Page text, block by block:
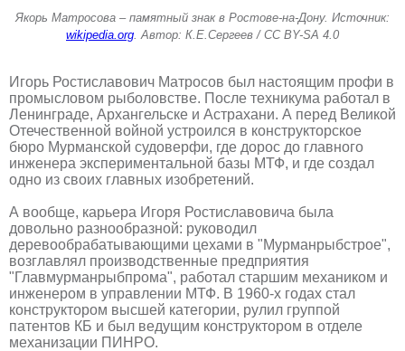
Якорь Матросова – памятный знак в Ростове-на-Дону. Источник:
wikipedia.org . Автор: К.Е.Сергеев / CC BY-SA 4.0
Игорь Ростиславович Матросов был настоящим профи в
промысловом рыболовстве. После техникума работал в
Ленинграде, Архангельске и Астрахани. А перед Великой
Отечественной войной устроился в конструкторское
бюро Мурманской судоверфи, где дорос до главного
инженера экспериментальной базы МТФ, и где создал
одно из своих главных изобретений.
А вообще, карьера Игоря Ростиславовича была
довольно разнообразной: руководил
деревообрабатывающими цехами в "Мурманрыбстрое",
возглавлял производственные предприятия
"Главмурманрыбпрома", работал старшим механиком и
инженером в управлении МТФ. В 1960-х годах стал
конструктором высшей категории, рулил группой
патентов КБ и был ведущим конструктором в отделе
механизации ПИНРО.